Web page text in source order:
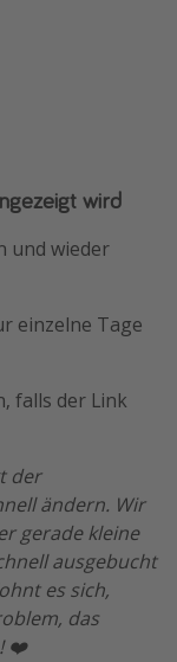
wird
und wieder
einzelne Tage
falls der Link
der
ändern. Wir
gerade kleine
ausgebucht
es sich,
das
❤️